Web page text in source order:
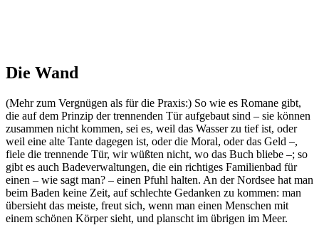
Die Wand
(Mehr zum Vergnügen als für die Praxis:) So wie es Romane gibt,
die auf dem Prinzip der trennenden Tür aufgebaut sind – sie können
zusammen nicht kommen, sei es, weil das Wasser zu tief ist, oder
weil eine alte Tante dagegen ist, oder die Moral, oder das Geld –,
fiele die trennende Tür, wir wüßten nicht, wo das Buch bliebe –; so
gibt es auch Badeverwaltungen, die ein richtiges Familienbad für
einen – wie sagt man? – einen Pfuhl halten. An der Nordsee hat man
beim Baden keine Zeit, auf schlechte Gedanken zu kommen: man
übersieht das meiste, freut sich, wenn man einen Menschen mit
einem schönen Körper sieht, und planscht im übrigen im Meer.